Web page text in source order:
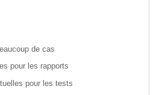
de cas
pour les rapports
pour les tests